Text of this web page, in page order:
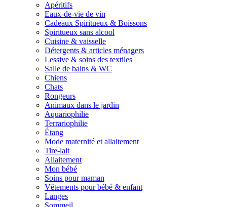
Apéritifs
Eaux-de-vie de vin
Cadeaux Spiritueux & Boissons
Spiritueux sans alcool
Cuisine & vaisselle
Détergents & articles ménagers
Lessive & soins des textiles
Salle de bains & WC
Chiens
Chats
Rongeurs
Animaux dans le jardin
Aquariophilie
Terrariophilie
Étang
Mode maternité et allaitement
Tire-lait
Allaitement
Mon bébé
Soins pour maman
Vêtements pour bébé & enfant
Langes
Sommeil